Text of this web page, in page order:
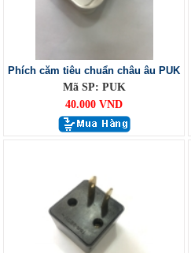
Phích căm tiêu chuẩn châu âu PUK
Mã SP: PUK
40.000 VND